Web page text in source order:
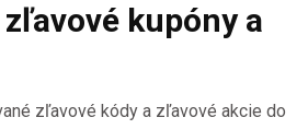
kupóny a
zľavové kódy a zľavové akcie do